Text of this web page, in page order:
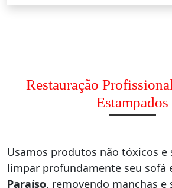
Restauração
Estampados
Usamos produtos não tóxicos e
limpar profundamente seu sofá
Paraíso, removendo manchas e